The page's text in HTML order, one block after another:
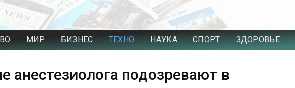
МИР БИЗНЕС ТЕХНО НАУКА СПОРТ ЗДОРОВЬЕ
анестезиолога подозревают в